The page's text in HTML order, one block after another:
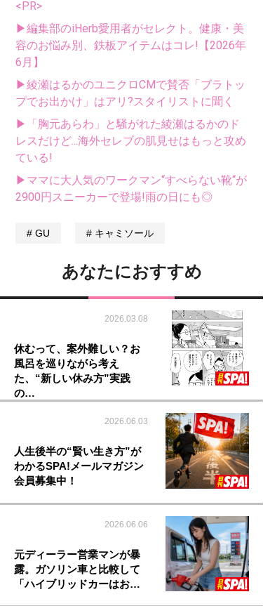
<PR>
▶編集部のiHerb愛用者がセレクト。健康・美
容のお悩み別、鉄板アイテムはコレ!【2026年
6月】
▶綾瀬はるかのユニクロCMで賛否「ブラトッ
プでお出かけ」はアリ?スタイリストに聞く
▶「胸元あらわ」と騒がれた綾瀬はるかのド
レスだけど...海外セレブの肌見せはもっと攻め
ている!
▶ママに大人気のワークマン“すべらない靴“が
2900円スニーカーで登場!雨の日にも◎
GU キャミソール
あなたにおすすめ
2026.03.08
休むって、案外難しい？お
風呂を巡りながら考え
た、“新しい休み方”実践
の…
2026.06.03
人生後半の“賢い生き方”が
わかるSPA!メールマガジン
会員募集中！
2026.06.06
元ディーラー営業マンが暴
露。ガソリン車と比較して
「ハイブリッドカーはお…